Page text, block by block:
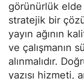
görünürlük
stratejik bir
yayın ağının
ve çalışmanın
alınmalıdır.
yazısı hizmeti,